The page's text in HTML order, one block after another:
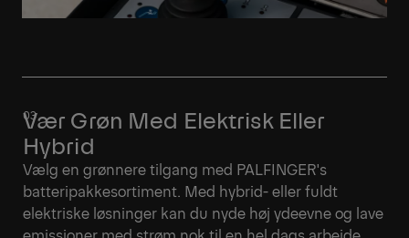
Vær Grøn Med Elektrisk Eller
Hybrid
Vælg en grønnere tilgang med PALFINGER's
batteripakkesortiment. Med hybrid- eller fuldt
elektriske løsninger kan du nyde høj ydeevne og lave